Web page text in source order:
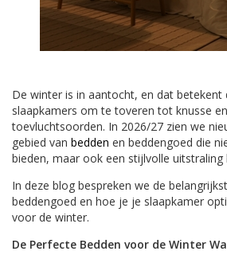
De winter is in aantocht, en dat
slaapkamers om te toveren tot knusse
toevluchtsoorden. In 2026/27 zien we
gebied van bedden en beddengoed die
bieden, maar ook een stijlvolle uitstraling
In deze blog bespreken we de
beddengoed en hoe je je slaapkamer
voor de winter.
De Perfecte Bedden voor de Winter